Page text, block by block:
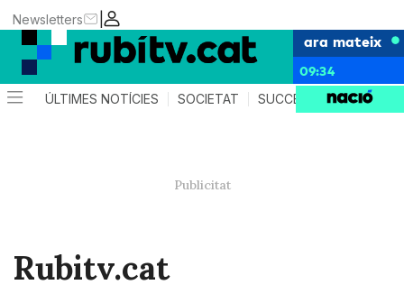
|
Newsletters
ara mateix
09:34
ÚLTIMES NOTÍCIES SOCIETAT SUCCESSOS
Rubitv.cat